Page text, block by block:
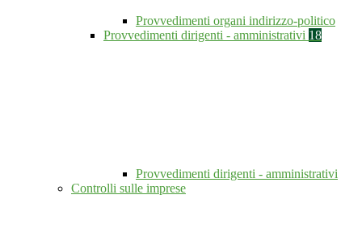
Provvedimenti organi indirizzo-politico
Provvedimenti dirigenti - amministrativi 18
Provvedimenti dirigenti - amministrativi
Controlli sulle imprese